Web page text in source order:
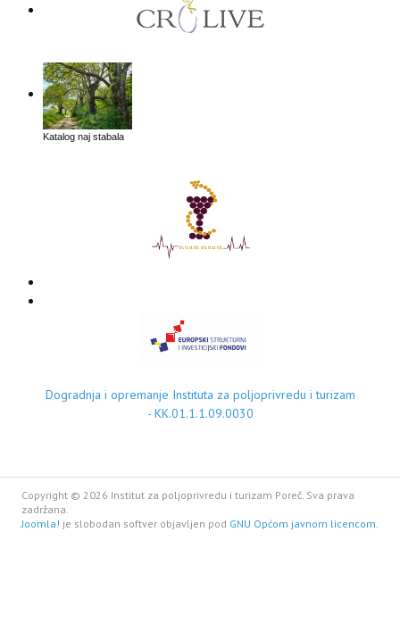
Katalog naj stabala
Dogradnja i opremanje Instituta za poljoprivredu i turizam
- KK.01.1.1.09.0030
Copyright © 2026 Institut za poljoprivredu i turizam Poreč. Sva prava
zadržana.
Joomla! je slobodan softver objavljen pod GNU Općom javnom licencom.